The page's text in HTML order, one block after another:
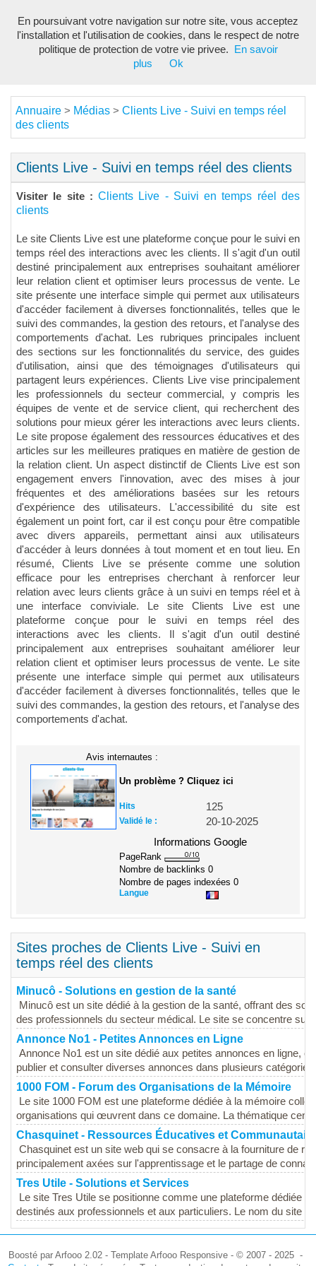
Annuaire > Médias > Clients Live - Suivi en temps réel
des clients
Clients Live - Suivi en temps réel des clients
Visiter le site :Clients Live - Suivi en temps réel des
clients
Le site Clients Live est une plateforme conçue pour le suivi en
temps réel des interactions avec les clients. Il s'agit d'un outil
destiné principalement aux entreprises souhaitant améliorer
leur relation client et optimiser leurs processus de vente. Le
site présente une interface simple qui permet aux utilisateurs
d'accéder facilement à diverses fonctionnalités, telles que le
suivi des commandes, la gestion des retours, et l'analyse des
comportements d'achat. Les rubriques principales incluent
des sections sur les fonctionnalités du service, des guides
d'utilisation, ainsi que des témoignages d'utilisateurs qui
partagent leurs expériences. Clients Live vise principalement
les professionnels du secteur commercial, y compris les
équipes de vente et de service client, qui recherchent des
solutions pour mieux gérer les interactions avec leurs clients.
Le site propose également des ressources éducatives et des
articles sur les meilleures pratiques en matière de gestion de
la relation client. Un aspect distinctif de Clients Live est son
engagement envers l'innovation, avec des mises à jour
fréquentes et des améliorations basées sur les retours
d'expérience des utilisateurs. L'accessibilité du site est
également un point fort, car il est conçu pour être compatible
avec divers appareils, permettant ainsi aux utilisateurs
d'accéder à leurs données à tout moment et en tout lieu. En
résumé, Clients Live se présente comme une solution
efficace pour les entreprises cherchant à renforcer leur
relation avec leurs clients grâce à un suivi en temps réel et à
une interface conviviale. Le site Clients Live est une
plateforme conçue pour le suivi en temps réel des
interactions avec les clients. Il s'agit d'un outil destiné
principalement aux entreprises souhaitant améliorer leur
relation client et optimiser leurs processus de vente. Le site
présente une interface simple qui permet aux utilisateurs
d'accéder facilement à diverses fonctionnalités, telles que le
suivi des commandes, la gestion des retours, et l'analyse des
comportements d'achat.
Avis internautes :
Un problème ? Cliquez ici
Hits 125
Validé le :
20-10-2025
Informations Google
PageRank
Nombre de backlinks 0
Nombre de pages indexées 0
Langue
Sites proches de Clients Live - Suivi en
temps réel des clients
Minucô - Solutions en gestion de la santé
Minucô est un site dédié à la gestion de la santé, offrant des
des professionnels du secteur médical. Le site se concentre
Annonce No1 - Petites Annonces en Ligne
Annonce No1 est un site dédié aux petites annonces en ligne,
publier et consulter diverses annonces dans plusieurs
1000 FOM - Forum des Organisations de la Mémoire
Le site 1000 FOM est une plateforme dédiée à la mémoire
organisations qui œuvrent dans ce domaine. La thématique
Chasquinet - Ressources Éducatives et
Chasquinet est un site web qui se consacre à la fourniture de
principalement axées sur l'apprentissage et le partage de
Tres Utile - Solutions et Services
Le site Tres Utile se positionne comme une plateforme dédiée
destinés aux professionnels et aux particuliers. Le nom du site
Boosté par Arfooo 2.02 - Template Arfooo Responsive - © 2007 - 2025 -
En poursuivant votre navigation sur notre site, vous acceptez
l'installation et l'utilisation de cookies, dans le respect de notre
politique de protection de votre vie privee.
En savoir
plus
Ok